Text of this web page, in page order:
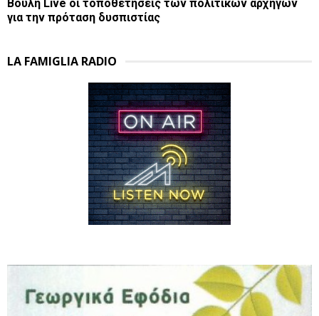
Βουλή Live οι τοποθετήσεις των πολιτικών αρχηγών
για την πρόταση δυσπιστίας
LA FAMIGLIA RADIO